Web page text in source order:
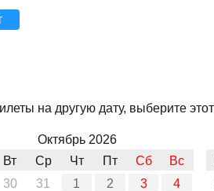
на другую дату, выберите
Октябрь 2026
Вт Ср Чт Пт Сб
Вс
30 31 1 2 3
4